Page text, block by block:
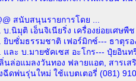
สนับสนุนรายการโดย ...
บ.นิมุติ เอ็นจิเนียริ่ง เครื่องย่อยเศษพื
ยิบซั่มธรรมชาติ เฟอร์มิกซ์--- ธาตุร
และ บ.มายซัคเซส อะโกร--- ปุ๋ยอิน
นล่อแมลงวันทอง ฟลายแอต, สารเส
ฉีดพ่นรุ่นใหม่ ใช้แบตเตอรี่ (081)